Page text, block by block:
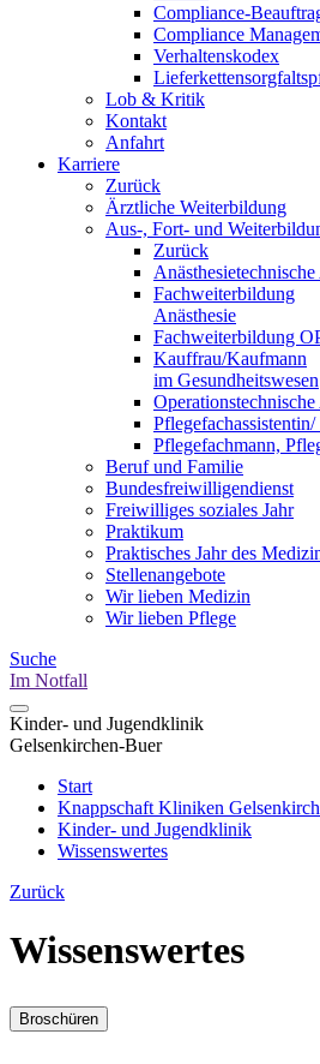
Compliance-
Compliance
Verhaltenskodex
Lob & Kritik
Kontakt
Anfahrt
Karriere
Zurück
Ärztliche Weiterbildung
Aus-, Fort- und
Zurück
Fachweiterbildung
Anästhesie
Fachweiterbildung
Kauffrau/Kaufmann
im Gesundheitswesen
Operationstechnische
Pflegefachmann,
Beruf und Familie
Bundesfreiwilligendienst
Freiwilliges soziales Jahr
Praktikum
Praktisches Jahr des
Stellenangebote
Wir lieben Medizin
Wir lieben Pflege
Suche
Im Notfall
Kinder- und Jugendklinik
Gelsenkirchen-Buer
Start
Knappschaft Kliniken
Kinder- und Jugendklinik
Wissenswertes
Zurück
Wissenswertes
Broschüren